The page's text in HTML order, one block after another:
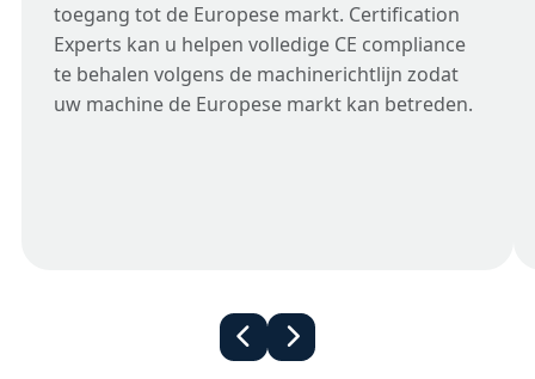
toegang tot de Europese markt. Certification
Experts kan u helpen volledige CE compliance
te behalen volgens de machinerichtlijn zodat
uw machine de Europese markt kan betreden.